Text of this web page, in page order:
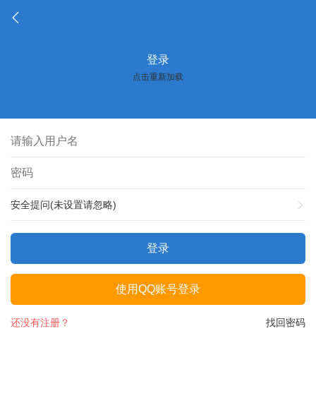
登录
点击重新加载
安全提问(未设置请忽略)
登录
使用QQ账号登录
找回密码
还没有注册？